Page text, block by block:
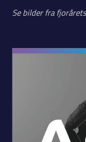
Se bilder fra